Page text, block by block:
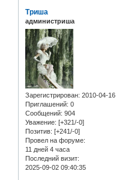
Триша
администриша
Зарегистрирован: 2010-04-16
Приглашений: 0
Сообщений: 904
Уважение: [+321/-0]
Позитив: [+241/-0]
Провел на форуме:
11 дней 4 часа
Последний визит:
2025-09-02 09:40:35